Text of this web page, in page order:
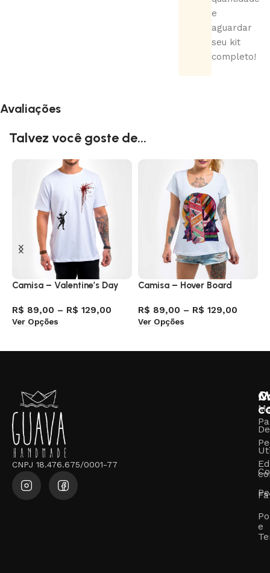
e
aguardar
seu kit
completo!
Avaliações
Talvez você goste de...
Camisa – Valentine’s Day
R$ 89,00 – R$ 129,00
Ver Opções
Camisa – Hover Board
R$ 89,00 – R$ 129,00
Ver Opções
CNPJ 18.476.675/0001-77
e